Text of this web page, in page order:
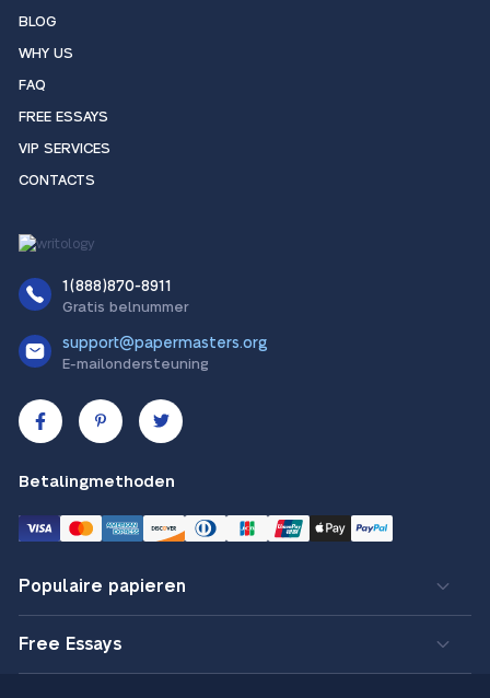
BLOG
WHY US
FAQ
FREE ESSAYS
VIP SERVICES
CONTACTS
1(888)870-8911
Gratis belnummer
support@papermasters.org
E-mailondersteuning
Betalingmethoden
Populaire papieren
Free Essays